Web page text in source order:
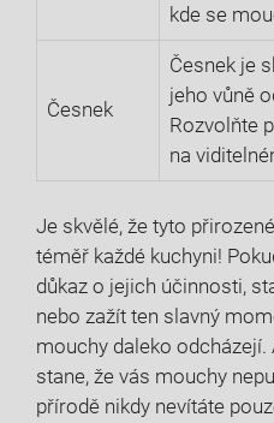
kde se
Česnek
Česnek je
jeho vůně
Rozvolňte
na
Je skvělé, že tyto
téměř každé kuchyni!
důkaz o jejich účinnosti,
nebo zažít ten slavný
mouchy daleko odcházejí.
stane, že vás mouchy
přírodě nikdy nevítáte